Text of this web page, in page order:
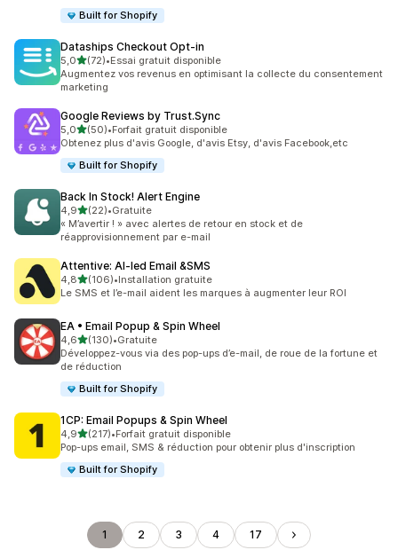
Built for Shopify
Dataships Checkout Opt‑in
5,0étoile(s) sur 5
(72)
72 avis au total
•Essai gratuit disponible
Augmentez vos revenus en optimisant la collecte du consentement
marketing
Google Reviews by Trust.Sync
5,0étoile(s) sur 5
(50)
50 avis au total
•Forfait gratuit disponible
Obtenez plus d'avis Google, d'avis Etsy, d'avis Facebook,etc
Built for Shopify
Back In Stock! Alert Engine
4,9étoile(s) sur 5
(22)
22 avis au total
•Gratuite
« M’avertir ! » avec alertes de retour en stock et de
réapprovisionnement par e-mail
Attentive: AI‑led Email &SMS
4,8étoile(s) sur 5
(106)
106 avis au total
•Installation gratuite
Le SMS et l’e-mail aident les marques à augmenter leur ROI
EA • Email Popup & Spin Wheel
4,6étoile(s) sur 5
(130)
130 avis au total
•Gratuite
Développez-vous via des pop-ups d’e-mail, de roue de la fortune et
de réduction
Built for Shopify
1CP: Email Popups & Spin Wheel
4,9étoile(s) sur 5
(217)
217 avis au total
•Forfait gratuit disponible
Pop-ups email, SMS & réduction pour obtenir plus d'inscription
Built for Shopify
1 2 3 4 17